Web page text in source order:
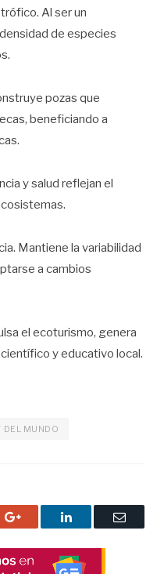
Al ser un
de especies
pozas que
beneficiando a
y salud reflejan el
Mantiene la variabilidad
a cambios
el ecoturismo, genera
y educativo local.
DEL MUNDO
Google+ LinkedIn
Correo